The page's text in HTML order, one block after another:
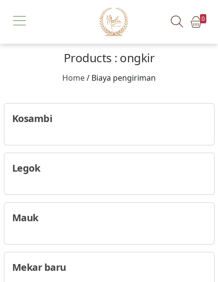
0
Products : ongkir
Home/ Biaya pengiriman
Kosambi
Legok
Mauk
Mekar baru